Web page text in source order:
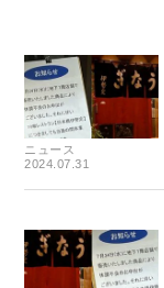
ニュース
2024.07.31